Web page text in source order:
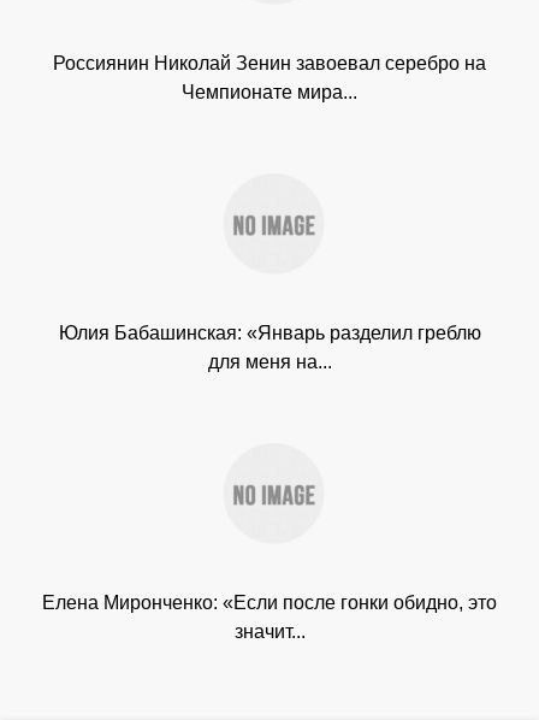
Россиянин Николай Зенин завоевал серебро на
Чемпионате мира...
Юлия Бабашинская: «Январь разделил греблю
для меня на...
Елена Миронченко: «Если после гонки обидно, это
значит...